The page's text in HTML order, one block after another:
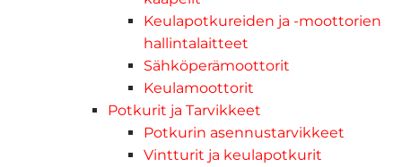
Keulapotkureiden ja -moottorien
hallintalaitteet
Sähköperämoottorit
Keulamoottorit
Potkurit ja Tarvikkeet
Potkurin asennustarvikkeet
Vintturit ja keulapotkurit